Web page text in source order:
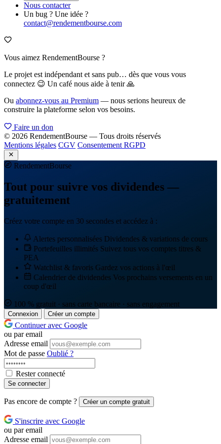
Nous contacter
Un bug ? Une idée ?
contact@rendementbourse.com
Vous aimez RendementBourse ?
Le projet est indépendant et sans pub… dès que vous vous
connectez 😉 Un café nous aide à tenir 🙏
Ou abonnez-vous au Premium — nous serions heureux de
construire la plateforme selon vos besoins.
Faire un don
© 2026 RendementBourse — Tous droits réservés
Mentions légales CGV Consentement RGPD
RendementBourse
Tout pour suivre vos dividendes —
gratuitement
Créez votre compte en 30 secondes et accédez à :
Alertes personnalisées Dividendes & variations de cours
Portefeuilles illimités Suivez tous vos comptes titres &
PEA
Watchlist & favoris Gardez vos actions à l'œil
Calendrier de dividendes Vos prochains versements en un
coup d'œil
100 % gratuit · sans carte bancaire · sans engagement
Connexion Créer un compte
Continuer avec Google
ou par email
Adresse email
Mot de passe Oublié ?
Rester connecté
Se connecter
Pas encore de compte ? Créer un compte gratuit
S'inscrire avec Google
ou par email
Adresse email